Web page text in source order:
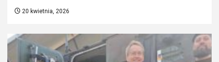
20 kwietnia, 2026